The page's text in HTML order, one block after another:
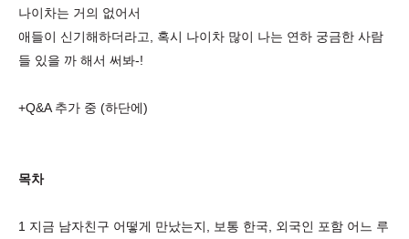
나이차는 거의 없어서
애들이 신기해하더라고, 혹시 나이차 많이 나는 연하 궁금한 사람
들 있을 까 해서 써봐-!
+Q&A 추가 중 (하단에)
목차
1 지금 남자친구 어떻게 만났는지, 보통 한국, 외국인 포함 어느 루